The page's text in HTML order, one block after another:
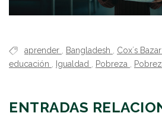
aprender Bangladesh Cox´s Bazar
educación , Igualdad , Pobreza ,
ENTRADAS